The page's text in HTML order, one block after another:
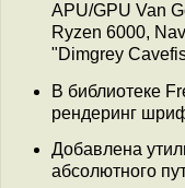
APU/GPU Van
Ryzen 6000,
"Dimgrey
В библиотеке
рендеринг
Добавлена
абсолютного